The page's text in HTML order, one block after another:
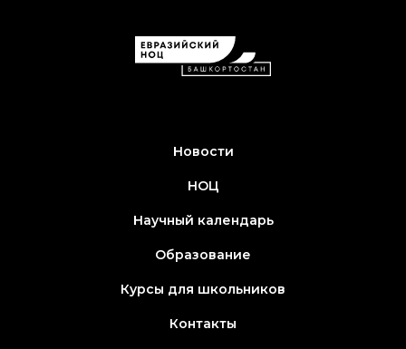
Новости
НОЦ
Научный календарь
Образование
Курсы для школьников
Контакты